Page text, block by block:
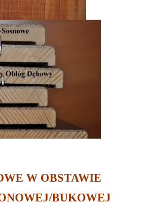
W OBSTAWIE
BUKOWEJ